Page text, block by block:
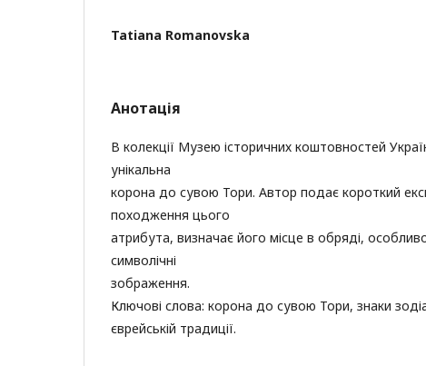
Tatiana Romanovska
Анотація
В колекції Музею історичних коштовностей
унікальна
корона до сувою Тори. Автор подає короткий
походження цього
атрибута, визначає його місце в обряді,
символічні
зображення.
Ключові слова: корона до сувою Тори, знаки
єврейській традиції.